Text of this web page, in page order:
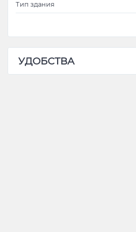
Тип здания
УДОБСТВА